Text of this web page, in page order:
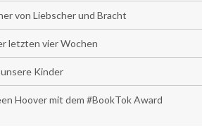
von Liebscher und Bracht
letzten vier Wochen
Kinder
Hoover mit dem #BookTok Award